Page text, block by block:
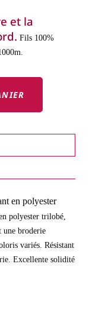
et la
Fils 100%
en polyester
polyester trilobé,
une broderie
variés. Résistant
Excellente solidité